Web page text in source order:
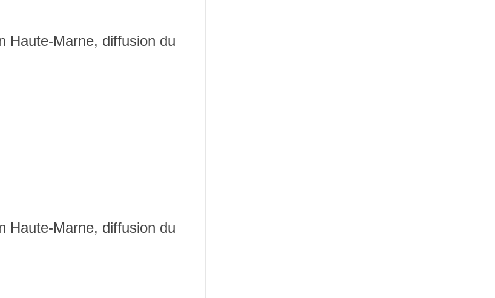
Haute-Marne, diffusion du
Haute-Marne, diffusion du